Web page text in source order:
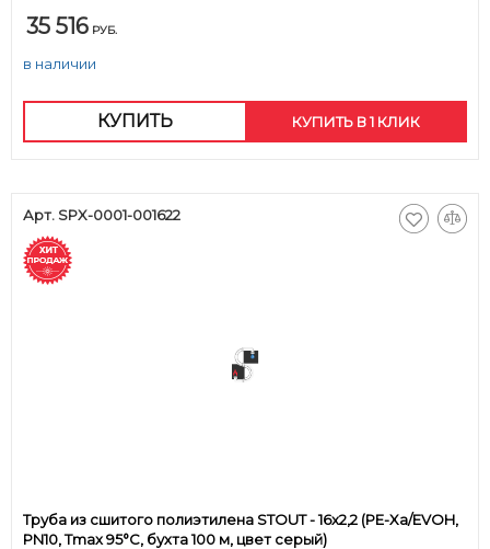
35 516 РУБ.
в наличии
КУПИТЬ КУПИТЬ В 1 КЛИК
Арт. SPX-0001-001622
Труба из сшитого полиэтилена STOUT - 16x2,2 (PE-Xa/EVOH,
PN10, Tmax 95°C, бухта 100 м, цвет серый)